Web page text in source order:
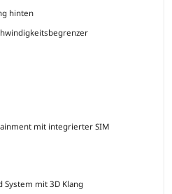
hinten
mit integrierter SIM
System mit 3D Klang